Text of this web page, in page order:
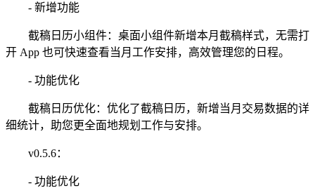
- 新增功能
截稿日历小组件：桌面小组件新增本月截稿样式，无需打
开 App 也可快速查看当月工作安排，高效管理您的日程。
- 功能优化
截稿日历优化：优化了截稿日历，新增当月交易数据的详
细统计，助您更全面地规划工作与安排。
v0.5.6：
- 功能优化